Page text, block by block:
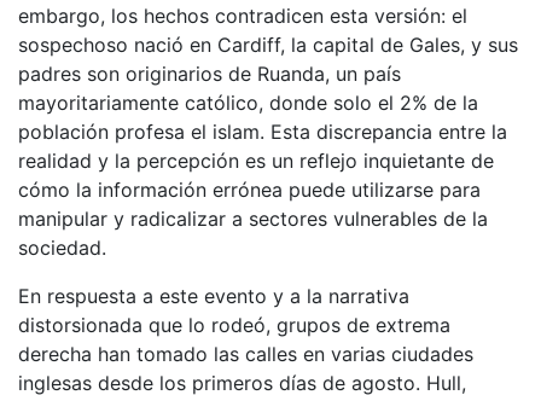
embargo, los hechos contradicen esta versión: el
sospechoso nació en Cardiff, la capital de Gales, y sus
padres son originarios de Ruanda, un país
mayoritariamente católico, donde solo el 2% de la
población profesa el islam. Esta discrepancia entre la
realidad y la percepción es un reflejo inquietante de
cómo la información errónea puede utilizarse para
manipular y radicalizar a sectores vulnerables de la
sociedad.
En respuesta a este evento y a la narrativa
distorsionada que lo rodeó, grupos de extrema
derecha han tomado las calles en varias ciudades
inglesas desde los primeros días de agosto. Hull,